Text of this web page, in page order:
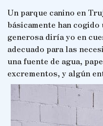
Un parque canino en
básicamente han
generosa diría yo en
adecuado para las
una fuente de agua,
excrementos, y algún